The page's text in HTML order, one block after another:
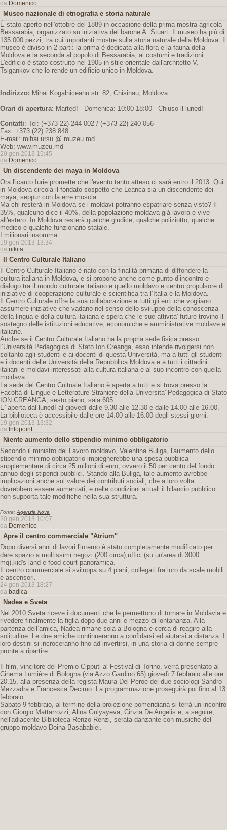
da Domenico
Museo nazionale di etnografia e storia naturale
È stato aperto nell'ottobre del 1889 in occasione della prima mostra agricola
Bessarabia, organizzato su iniziativa del barone A. Stuart. Il museo ha più di
135.000 pezzi, tra cui importanti mostre sulla storia naturale della Moldova. Il
museo è diviso in 2 parti: la prima è dedicata alla flora e la fauna della
Moldova e la seconda al popolo di Bessarabia, ai costumi e tradizioni.
L'edificio è stato costruito nel 1905 in stile orientale dall'architetto V.
Tsigankov che lo rende un edificio unico in Moldova.
Indirizzo: Mihai Kogalniceanu str. 82, Chisinau, Moldova.
Orari di apertura: Martedì - Domenica: 10:00-18:00 - Chiuso il lunedì
Contatti: Tel: (+373 22) 244 002 / (+373 22) 240 056
Fax: +373 (22) 238 848
E-mail: mihai.ursu @ muzeu.md
Web: www.muzeu.md
20 gen 2013 15:45
da Domenico
Un discendente dei maya in Moldova
Ora l'icauto Iurie promette che l'evento tanto atteso ci sarà entro il 2013. Qui
in Moldova circola il fondato sospetto che Leanca sia un discendente dei
maya, seppur con la erre moscia.
Ma chi resterà in Moldova se i moldavi potranno espatriare senza visto? Il
35%, qualcuno dice il 40%, della popolazione moldava già lavora e vive
all'estero. In Moldova resterà qualche giudice, qualche poliziotto, qualche
medico e qualche funzionario statale.
I milionari insomma.
19 gen 2013 13:34
da nikita
Il Centro Culturale Italiano
Il Centro Culturale Italiano è nato con la finalità primaria di diffondere la
cultura italiana in Moldova, e si propone anche come punto d’incontro e
dialogo tra il mondo culturale italiano e quello moldavo e centro propulsore di
iniziative di cooperazione culturale e scientifica tra l’Italia e la Moldova.
Il Centro Culturale offre la sua collaborazione a tutti gli enti che vogliano
assumere iniziative che vadano nel senso dello sviluppo della conoscenza
della lingua e della cultura italiana e spera che le sue attivita' future trovino il
sostegno delle istituzioni educative, economiche e amministrative moldave e
italiane.
Anche se il Centro Culturale Italiano ha la propria sede fisica presso
l’Università Pedagogica di Stato Ion Creanga, esso intende rivolgersi non
soltanto agli studenti e ai docenti di questa Università, ma a tutti gli studenti
e i docenti delle Università della Repubblica Moldova e a tutti i cittadini
italiani e moldavi interessati alla cultura italiana e al suo incontro con quella
moldava.
La sede del Centro Cultuale Italiano è aperta a tutti e si trova presso la
Facoltà di Lingue e Letterature Straniere della Universita' Pedagogica di Stato
ION CREANGA, sesto piano, sala 605.
E' aperta dal lunedì al giovedì dalle 9.30 alle 12.30 e dalle 14.00 alle 16.00.
La biblioteca è accessibile dalle ore 14.00 alle 16.00 degli stessi giorni.
19 gen 2013 13:32
da Infopoint
Niente aumento dello stipendio minimo obbligatorio
Secondo il ministro del Lavoro moldavo, Valentina Buliga, l'aumento dello
stipendio minimo obbligatorio impiegherebbe una spesa pubblica
supplementare di circa 25 milioni di euro, ovvero il 50 per cento del fondo
annuo degli stipendi pubblici. Stando alla Buliga, tale aumento avrebbe
implicazioni anche sul valore dei contributi sociali, che a loro volta
dovrebbero essere aumentati, e nelle condizioni attuali il bilancio pubblico
non supporta tale modifiche nella sua struttura.
Fonte: Agenzia Nova
20 gen 2013 10:07
da Domenico
Apre il centro commerciale "Atrium"
Dopo diversi anni di lavori l'interno è stato completamente modificato per
dare spazio a moltissimi negozi (200 circa),uffici (su un'area di 3000
mq),kid's land e food court panoramica.
Il centro commerciale si sviluppa su 4 piani, collegati fra loro da scale mobili
e ascensori.
24 gen 2013 18:27
da badica
Nadea e Sveta
Nel 2010 Sveta riceve i documenti che le permettono di tornare in Moldavia e
rivedere finalmente la figlia dopo due anni e mezzo di lontananza. Alla
partenza dell’amica, Nadea rimane sola a Bologna e cerca di reagire alla
solitudine. Le due amiche continueranno a confidarsi ed aiutarsi a distanza. I
loro destini si incroceranno fino ad invertirsi, in una storia di donne sempre
pronte a ripartire.
Il film, vincitore del Premio Cipputi al Festival di Torino, verrà presentato al
Cinema Lumière di Bologna (via Azzo Gardino 65) giovedì 7 febbraio alle ore
20.15, alla presenza della regista Maura Del Peroe dei due sociologi Sandro
Mezzadra e Francesca Decimo. La programmazione proseguirà poi fino al 13
febbraio.
Sabato 9 febbraio, al termine della proiezione pomeridiana si terrà un incontro
con Giorgio Mattarrozzi, Alina Gulyayeva, Cinzia De Angelis e, a seguire,
nell'adiacente Biblioteca Renzo Renzi, serata danzante con musiche del
gruppo moldavo Doina Basababiei.